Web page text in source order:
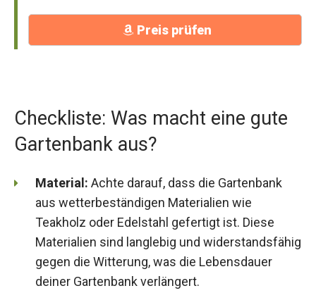
Preis prüfen
Checkliste: Was macht eine gute
Gartenbank aus?
Material: Achte darauf, dass die Gartenbank
aus wetterbeständigen Materialien wie
Teakholz oder Edelstahl gefertigt ist. Diese
Materialien sind langlebig und widerstandsfähig
gegen die Witterung, was die Lebensdauer
deiner Gartenbank verlängert.